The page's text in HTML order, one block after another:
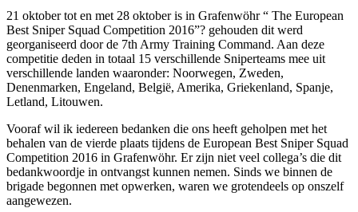
21 oktober tot en met 28 oktober is in Grafenwöhr “ The European
Best Sniper Squad Competition 2016”? gehouden dit werd
georganiseerd door de 7th Army Training Command. Aan deze
competitie deden in totaal 15 verschillende Sniperteams mee uit
verschillende landen waaronder: Noorwegen, Zweden,
Denenmarken, Engeland, België, Amerika, Griekenland, Spanje,
Letland, Litouwen.
Vooraf wil ik iedereen bedanken die ons heeft geholpen met het
behalen van de vierde plaats tijdens de European Best Sniper Squad
Competition 2016 in Grafenwöhr. Er zijn niet veel collega’s die dit
bedankwoordje in ontvangst kunnen nemen. Sinds we binnen de
brigade begonnen met opwerken, waren we grotendeels op onszelf
aangewezen.